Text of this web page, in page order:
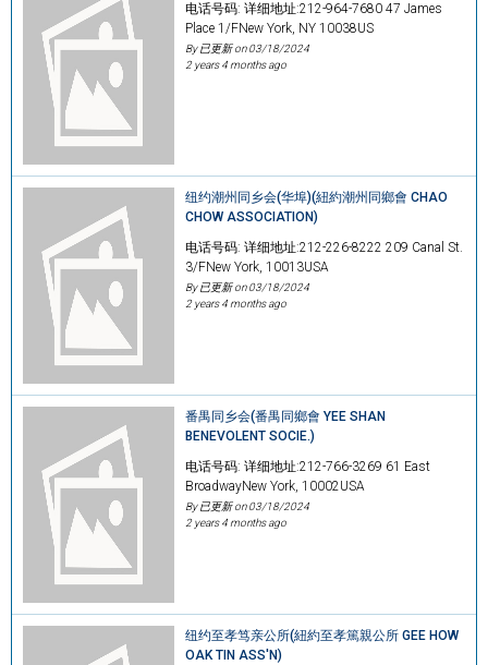
电话号码: 详细地址:212-964-7680 47 James
Place 1/FNew York, NY 10038US
By 已更新 on03/18/2024
2 years 4 months ago
纽约潮州同乡会(华埠)(紐約潮州同鄉會 CHAO
CHOW ASSOCIATION)
电话号码: 详细地址:212-226-8222 209 Canal St.
3/FNew York, 10013USA
By 已更新 on03/18/2024
2 years 4 months ago
番禺同乡会(番禺同鄉會 YEE SHAN
BENEVOLENT SOCIE.)
电话号码: 详细地址:212-766-3269 61 East
BroadwayNew York, 10002USA
By 已更新 on03/18/2024
2 years 4 months ago
纽约至孝笃亲公所(紐約至孝篤親公所 GEE HOW
OAK TIN ASS'N)